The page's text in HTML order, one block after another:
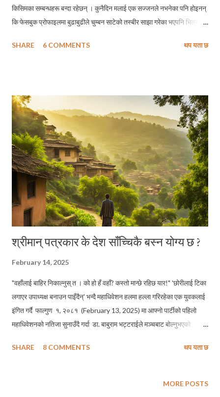
किसिमका सम्बन्धहरू बन्दा रहेछन् । कुनैदिन मलाई एक सज्जनले नभनेका पनि होइनन्
कि फेसबुक प्रोफाइलमा बुढाबुढीले चुम्बन साटेको तस्बीर साझा गरेका भएपनि भित्री
दुनियाँका अगाडि पतिपत्नीबिचको सम्बन्धको सुमधुरताको माधुर्यता साझा गर्न सक्नेहरू
किनकी, यी सबै आखिर भावनाहरू न हुन् । यसकारण, माया, स्नेह, आकर्षणले ठोस
आकार लिन अममर्थ हुन्छन् । तर के निराकार भाव अभिव्यक्त गर्न असम्भव छ र ? पक्कै
पनि छैन् । तसर्थ प्रश्न यो होईन् कि निराकार भाव अभिव्यक्त भयो या भएन । प्रश्न त
खासमा हामीले आकारविहीन मायाप्रेमलाई किन सधे...
SHARE 6 COMMENTS थप यता छ
श्रीमान् पत्रकार के देश साँच्चिकै बस्न योग्य छ ?
February 14, 2025
"वहाँलाई बाहिर निकाल्नुस् त । को हो हँ वहाँ? कस्तो मान्छे रहिछ यार!" 'छोरीलाई टिका
लगाएर उपाध्यक्ष बनाउन पाइँदैन्' भन्दै महाधिवेशन हलमा हल्ला गरिरहेका एक युवकलाई
इंगित गर्दै फाल्गुण १, २०८१ (February 13, 2025) मा आफ्नो पार्टीको पहिलो
महाधिवेशनको नतिजा सुनाउँदै गर्दा डा. बाबुराम भट्टराईले मञ्चबाट बोल्नुभएको
गर्नुभयो, वहाँको प्रस्तुतीले सम्बोधनको लागि उच्चआदरार्थी सम्बोधनको माग गर्दछ ।
SHARE 8 COMMENTS थप यता छ
MORE POSTS